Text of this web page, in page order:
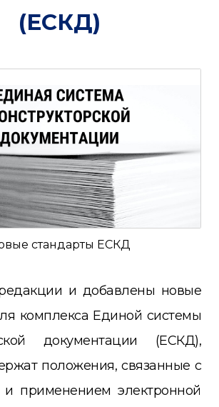
(ЕСКД)
стандарты ЕСКД
и добавлены новые
комплекса Единой системы
документации (ЕСКД),
положения, связанные с
и применением электронной